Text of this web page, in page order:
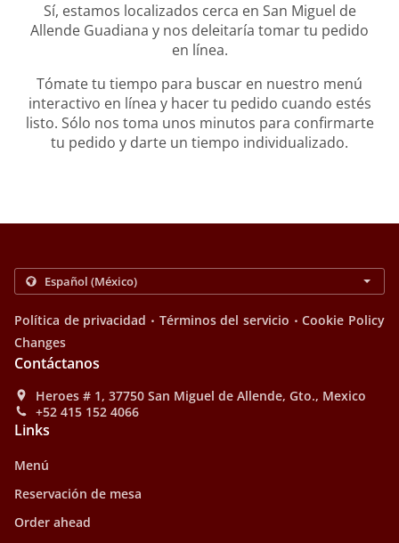
Sí, estamos localizados cerca en San Miguel de
Allende Guadiana y nos deleitaría tomar tu pedido
en línea.
Tómate tu tiempo para buscar en nuestro menú
interactivo en línea y hacer tu pedido cuando estés
listo. Sólo nos toma unos minutos para confirmarte
tu pedido y darte un tiempo individualizado.
Política de privacidad . Términos del servicio . Cookie Policy
Changes
Contáctanos
Heroes # 1, 37750 San Miguel de Allende, Gto., Mexico
+52 415 152 4066
Links
Menú
Reservación de mesa
Order ahead